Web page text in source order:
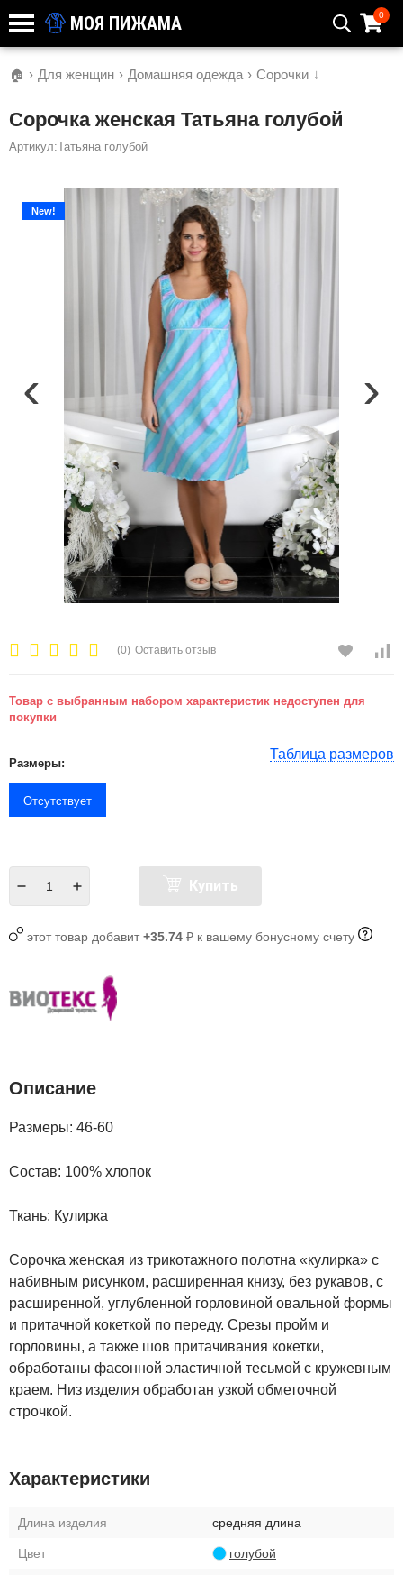
МОЯ ПИЖАМА 0
🏠 › Для женщин › Домашняя одежда › Сорочки ↓
Сорочка женская Татьяна голубой
Артикул:Татьяна голубой
New!
‹ ›
(0) Оставить отзыв
Товар с выбранным набором характеристик недоступен для
покупки
Таблица размеров
Размеры:
Отсутствует
Купить
этот товар добавит+35.74 ₽ к вашему бонусному счету
Описание
Размеры: 46-60
Состав: 100% хлопок
Ткань: Кулирка
Сорочка женская из трикотажного полотна «кулирка» с
набивным рисунком, расширенная книзу, без рукавов, с
расширенной, углубленной горловиной овальной формы
и притачной кокеткой по переду. Срезы пройм и
горловины, а также шов притачивания кокетки,
обработаны фасонной эластичной тесьмой с кружевным
краем. Низ изделия обработан узкой обметочной
строчкой.
Характеристики
Длина изделия средняя длина
Цвет голубой